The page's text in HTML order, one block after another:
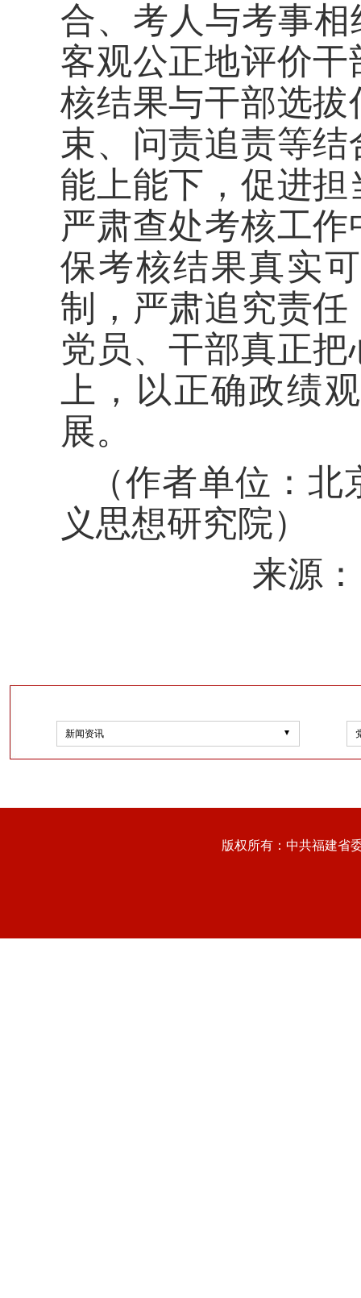
合、考人与考事相
客观公正地评价
核结果与干部选
束、问责追责等
能上能下，促进
严肃查处考核工
保考核结果真实
制，严肃追究责
党员、干部真正
上，以正确政绩
展。
（作者单位：
义思想研究院）
来源
新闻资讯
版权所有：中共福建省